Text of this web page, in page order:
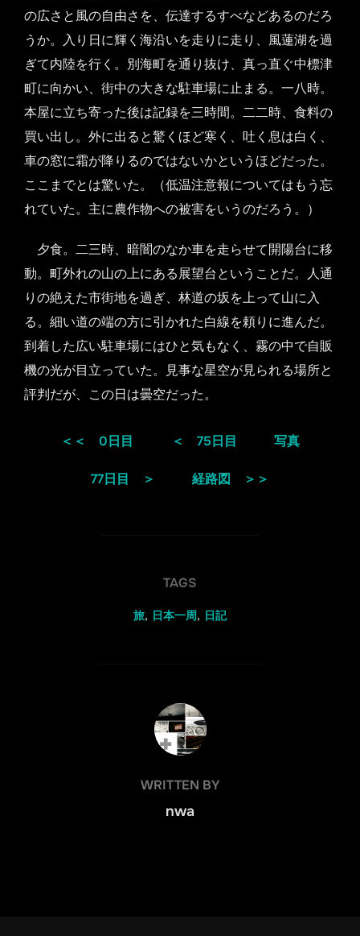
の広さと風の自由さを、伝達するすべなどあるのだろ
うか。入り日に輝く海沿いを走りに走り、風蓮湖を過
ぎて内陸を行く。別海町を通り抜け、真っ直ぐ中標津
町に向かい、街中の大きな駐車場に止まる。一八時。
本屋に立ち寄った後は記録を三時間。二二時、食料の
買い出し。外に出ると驚くほど寒く、吐く息は白く、
車の窓に霜が降りるのではないかというほどだった。
ここまでとは驚いた。（低温注意報についてはもう忘
れていた。主に農作物への被害をいうのだろう。）
夕食。二三時、暗闇のなか車を走らせて開陽台に移
動。町外れの山の上にある展望台ということだ。人通
りの絶えた市街地を過ぎ、林道の坂を上って山に入
る。細い道の端の方に引かれた白線を頼りに進んだ。
到着した広い駐車場にはひと気もなく、霧の中で自販
機の光が目立っていた。見事な星空が見られる場所と
評判だが、この日は曇空だった。
＜＜ 0日目 ＜ 75日目 写真
77日目 ＞ 経路図 ＞＞
TAGS
旅, 日本一周, 日記
POST AUTHOR
WRITTEN BY
nwa